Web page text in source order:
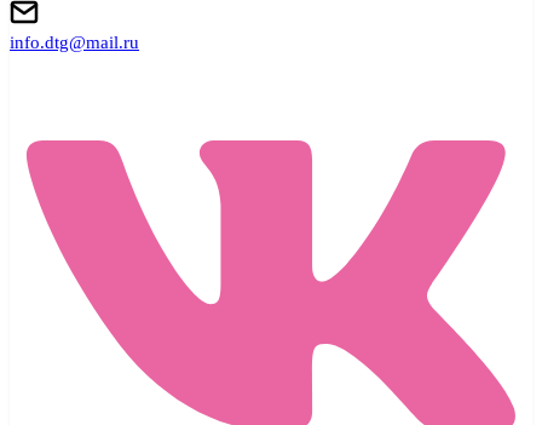
info.dtg@mail.ru